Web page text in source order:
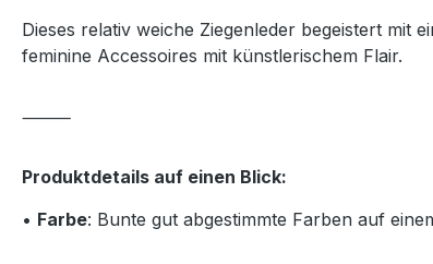
Dieses relativ weiche Ziegenleder begeistert
feminine Accessoires mit künstlerischem Flair.
⸻
Produktdetails auf einen Blick:
• Farbe: Bunte gut abgestimmte Farben auf